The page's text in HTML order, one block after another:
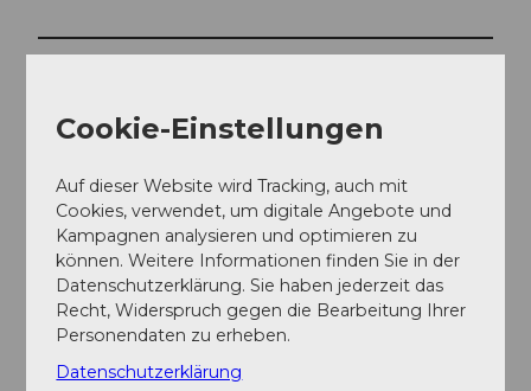
Essen und Trinken
Veranstaltungsort
The Swiss House
Ritomgasse
6490Andermatt
Website
Cookie-Einstellungen
Auf dieser Website wird Tracking, auch mit
Cookies, verwendet, um digitale Angebote und
Kampagnen analysieren und optimieren zu
können. Weitere Informationen finden Sie in der
Datenschutzerklärung. Sie haben jederzeit das
Recht, Widerspruch gegen die Bearbeitung Ihrer
Personendaten zu erheben.
Datenschutzerklärung